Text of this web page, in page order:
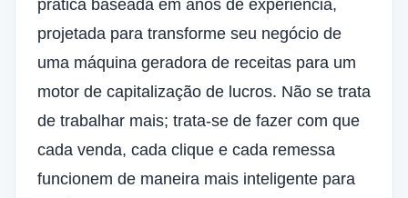
prática baseada em anos de experiência,
projetada para transforme seu negócio de
uma máquina geradora de receitas para um
motor de capitalização de lucros. Não se trata
de trabalhar mais; trata-se de fazer com que
cada venda, cada clique e cada remessa
funcionem de maneira mais inteligente para